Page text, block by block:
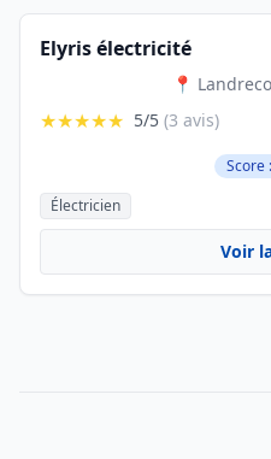
Elyris électricité
📍
★★★★★ 5/5 (3 avis)
Score
Électricien
Voir